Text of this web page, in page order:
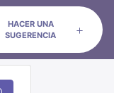
HACER UNA
SUGERENCIA